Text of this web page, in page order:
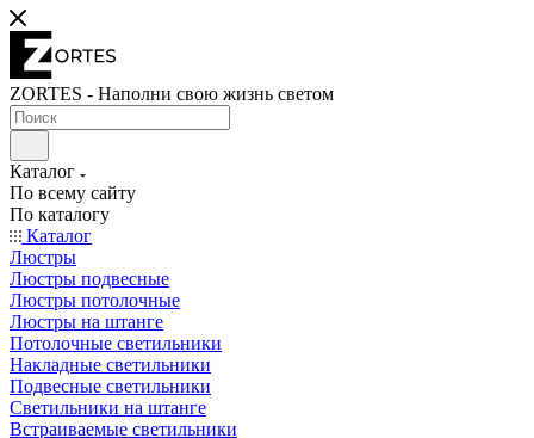
ZORTES - Наполни свою жизнь светом
Каталог
По всему сайту
По каталогу
Каталог
Люстры
Люстры подвесные
Люстры потолочные
Люстры на штанге
Потолочные светильники
Накладные светильники
Подвесные светильники
Светильники на штанге
Встраиваемые светильники